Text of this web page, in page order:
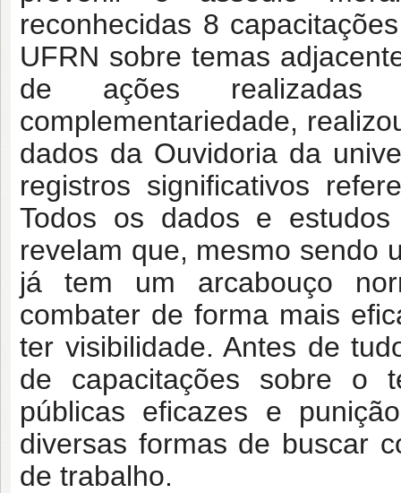
reconhecidas 8
UFRN sobre temas
de ações realizadas
complementariedade,
dados da Ouvidoria da
registros significativos
Todos os dados e
revelam que, mesmo sendo
já tem um arcabouço
combater de forma mais
ter visibilidade. Antes de
de capacitações sobre o
públicas eficazes e
diversas formas de buscar
de trabalho.